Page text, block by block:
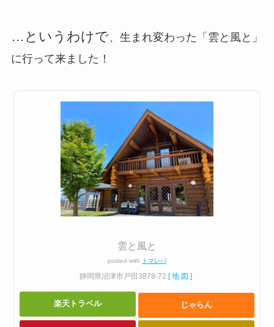
…というわけで、生まれ変わった「雲と風と」
に行って来ました！
雲と風と
posted with トマレバ
静岡県沼津市戸田3878-72 [地図]
楽天トラベル じゃらん